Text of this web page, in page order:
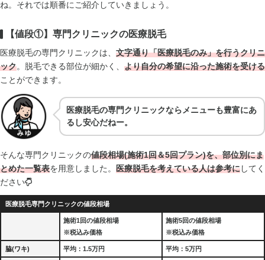
ね。それでは順番にご紹介していきましょう。
【値段①】専門クリニックの医療脱毛
医療脱毛の専門クリニックは、 文字通り「医療脱毛のみ」を行うクリニ
ック。脱毛できる部位が細かく、 より自分の希望に沿った施術を受ける
ことができます。
医療脱毛の専門クリニックならメニューも豊富にあ
るし安心だねー。
そんな専門クリニックの値段相場(施術1回＆5回プラン)を、部位別にま
とめた一覧表を用意しました。 医療脱毛を考えている人は参考にしてく
ださい
医療脱毛専門クリニックの値段相場
施術1回の値段相場
※税込み価格
施術5回の値段相場
※税込み価格
脇(ワキ) 平均：1.5万円 平均：5万円